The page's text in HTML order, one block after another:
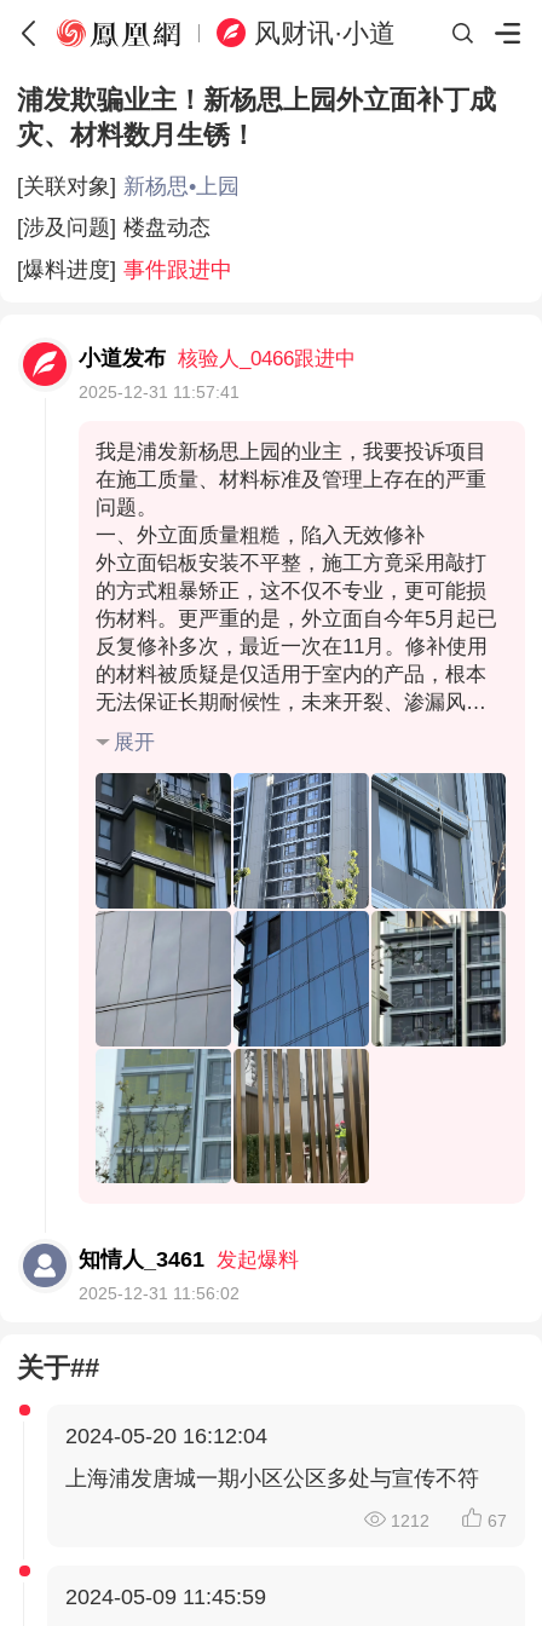
风财讯·小道
浦发欺骗业主！新杨思上园外立面补丁成
灾、材料数月生锈！
[关联对象] 新杨思•上园
[涉及问题] 楼盘动态
[爆料进度] 事件跟进中
小道发布 核验人_0466跟进中
2025-12-31 11:57:41
我是浦发新杨思上园的业主，我要投诉项目
在施工质量、材料标准及管理上存在的严重
问题。
一、外立面质量粗糙，陷入无效修补
外立面铝板安装不平整，施工方竟采用敲打
的方式粗暴矫正，这不仅不专业，更可能损
伤材料。更严重的是，外立面自今年5月起已
反复修补多次，最近一次在11月。修补使用
的材料被质疑是仅适用于室内的产品，根本
无法保证长期耐候性，未来开裂、渗漏风险
极高。
二、材料标准低下，快速锈蚀
部分金属构件在安装后短短几个月就已明显
生锈，证明其防锈工艺根本不达标，无法适
应上海的气候环境。
三、费用不明，信任崩塌
每户额外支付的50万元“低能耗”费用，在当前
的施工质量下完全无法体现其价值。项目现
状与“标杆”宣传严重不符，令我们对国企开发
商的信誉彻底失望。
展开
知情人_3461 发起爆料
2025-12-31 11:56:02
关于##
2024-05-20 16:12:04
上海浦发唐城一期小区公区多处与宣传不符
1212 67
2024-05-09 11:45:59